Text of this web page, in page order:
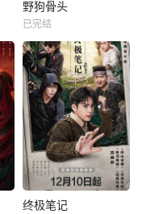
野狗骨头
已完结
终极笔记